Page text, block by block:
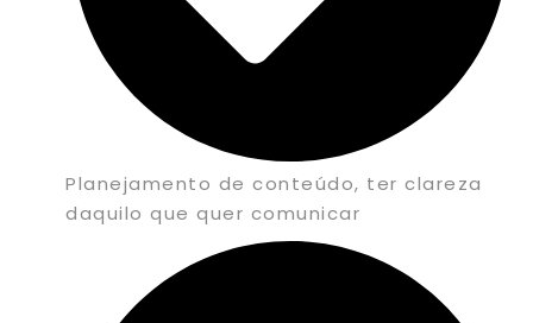
Planejamento de conteúdo, ter clareza
daquilo que quer comunicar